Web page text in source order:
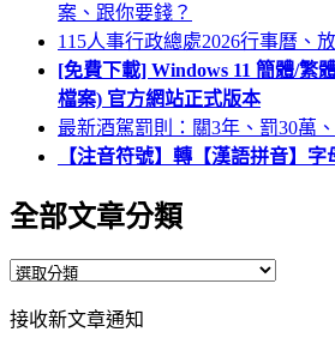
案、跟你要錢？
115人事行政總處2026行事曆、
[免費下載] Windows 11 簡體/繁
檔案) 官方網站正式版本
最新酒駕罰則：關3年、罰30萬
【注音符號】轉【漢語拼音】字
全部文章分類
全
文
接收新文章通知